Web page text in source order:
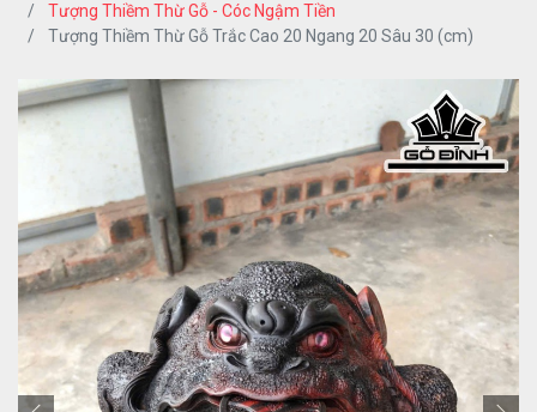
Tượng Thiềm Thừ Gỗ - Cóc Ngậm Tiền
Tượng Thiềm Thừ Gỗ Trắc Cao 20 Ngang 20 Sâu 30 (cm)